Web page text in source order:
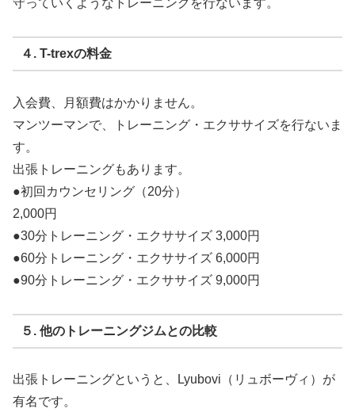
４. T-trexの料金
入会費、月額費はかかりません。
マンツーマンで、トレーニング・エクササイズを行ないま
す。
出張トレーニングもあります。
●初回カウンセリング（20分）
2,000円
●30分トレーニング・エクササイズ 3,000円
●60分トレーニング・エクササイズ 6,000円
●90分トレーニング・エクササイズ 9,000円
５. 他のトレーニングジムとの比較
出張トレーニングというと、Lyubovi（リュボーヴィ）が
有名です。